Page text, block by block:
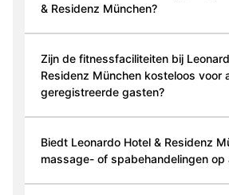
& Residenz München?
Zijn de fitnessfaciliteiten bij
Residenz München kosteloos voor
geregistreerde gasten?
Biedt Leonardo Hotel & Residenz
massage- of spabehandelingen op